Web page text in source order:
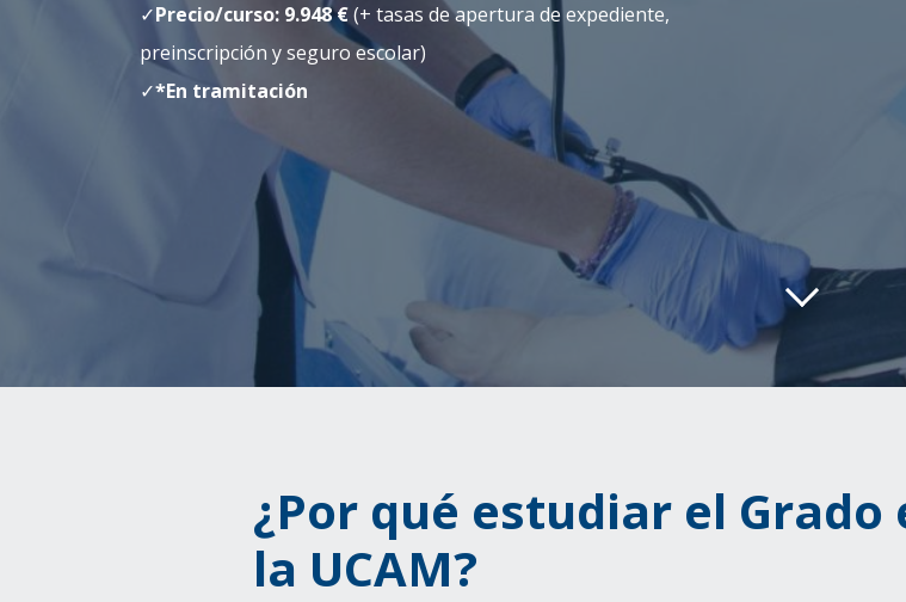
Precio/curso: 9.948 €(+ tasas de apertura de expediente,
preinscripción y seguro escolar)
*En tramitación
¿Por qué estudiar el
la UCAM?